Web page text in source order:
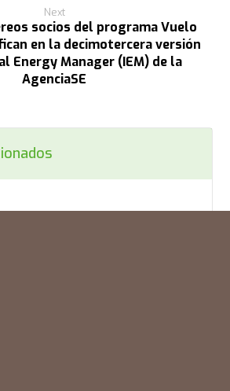
Next
socios del programa Vuelo
en la decimotercera versión
Energy Manager (IEM) de la
AgenciaSE